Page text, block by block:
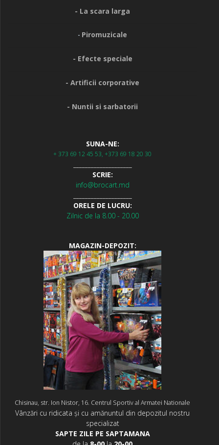
- La scara larga
- Piromuzicale
- Efecte speciale
- Artificii corporative
- Nuntii si sarbatorii
SUNA-NE:
+ 373 69 12 45 53, +373 69 18 20 30
SCRIE:
info@brocart.md
ORELE DE LUCRU:
Zilnic de la 8.00 - 20.00
MAGAZIN-DEPOZIT:
Chisinau, str. Ion Nistor, 16. Centrul Sportiv al Armatei Nationale
Vânzări cu ridicata și cu amănuntul din depozitul nostru
specializat
SAPTE ZILE PE SAPTAMANA